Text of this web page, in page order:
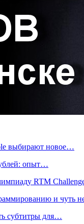
выбирают новое…
опыт…
RTM
и чуть
субтитры для…